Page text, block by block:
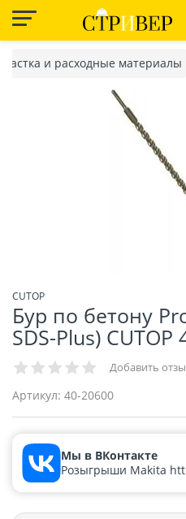
и расходные материалы
CUTOP
Бур по бетону
SDS-Plus) CUTOP
Добавить
Артикул: 40-20600
Мы в ВКонтакте
Розыгрыши Makita